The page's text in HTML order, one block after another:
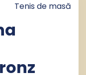
Tenis de masă